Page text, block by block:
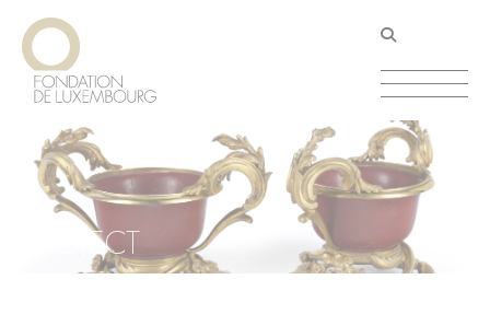
Aller
contenu
principal
PROJECT
Panneau de gestion des cookies